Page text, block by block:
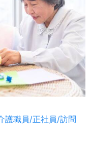
護職員/正社員/訪問